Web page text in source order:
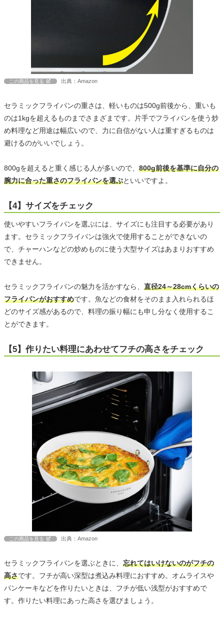
この商品を見る 出典：Amazon
セラミックフライパンの重さは、軽いものは500g前後から、重いも
のは1kgを超えるものまでさまざまです。片手でフライパンを使う炒
め料理など用途は幅広いので、力に自信がない人は重すぎるものは
避けるのがいいでしょう。
800gを超えると重く感じる人が多いので、 800g前後を基準に自分の
腕力に合った重さのフライパンを選ぶといいですよ。
【4】サイズをチェック
使いやすいフライパンを選ぶには、サイズにも注目する必要があり
ます。セラミックフライパンは強火で使用することができないの
で、チャーハンなどの炒めものに使う大型サイズはあまりおすすめ
できません。
セラミックフライパンの魅力を活かすなら、 直径24～28cmくらいの
フライパンがおすすめです。魚などの食材をそのまま入れられるほ
どのサイズ感があるので、料理の振り幅にも申し分なく使用するこ
とができます。
【5】作りたい料理にあわせてフチの高さをチェック
この商品を見る 出典：Amazon
セラミックフライパンを選ぶときに、 忘れてはいけないのがフチの
高さです。フチが高い深型は煮込み料理におすすめ。オムライスや
パンケーキなどを作りたいときは、フチが低い浅型がおすすめで
す。作りたい料理にあった高さを選びましょう。